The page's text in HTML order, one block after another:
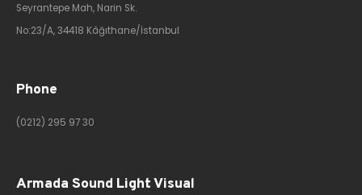
Seyrantepe Mah, Narin Sk.
No:23/A, 34418 Kâğıthane/İstanbul
Phone
(0212) 295 97 30
Armada Sound Light Visual